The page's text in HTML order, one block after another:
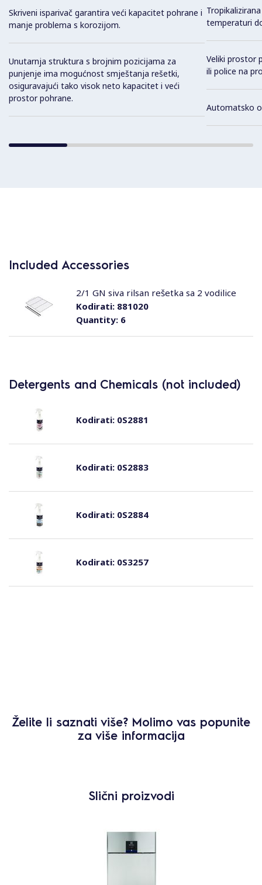
Skriveni isparivač garantira veći kapacitet pohrane i
manje problema s korozijom.
Unutarnja struktura s brojnim pozicijama za
punjenje ima mogućnost smještanja rešetki,
osiguravajući tako visok neto kapacitet i veći
prostor pohrane.
temperaturi
Veliki prostor
ili police na
Automatsko
Included Accessories
Quantity:6
Kodirati:881020
2/1 GN siva rilsan rešetka sa 2 vodilice
Detergents and Chemicals (not included)
Kodirati:0S2881
Kodirati:0S2883
Kodirati:0S2884
Kodirati:0S3257
Želite li saznati više? Molimo vas popunite
za više informacija
Slični proizvodi